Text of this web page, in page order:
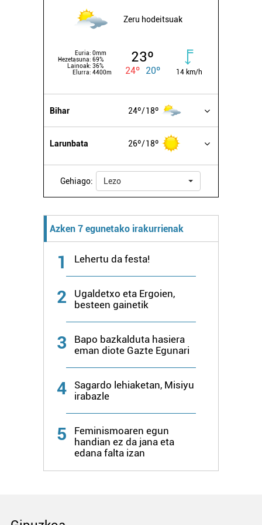
Zeru hodeitsuak
Euria: 0mm
Hezetasuna: 69%
Lainoak: 36%
Elurra: 4400m
23º
24º 20º 14 km/h
Bihar 24º 18º
Larunbata 26º 18º
Gehiago: Lezo
Azken 7 egunetako irakurrienak
1 Lehertu da festa!
2
Ugaldetxo eta Ergoien,
besteen gainetik
3
Bapo bazkalduta hasiera
eman diote Gazte Egunari
4
Sagardo lehiaketan, Misiyu
irabazle
5
Feminismoaren egun
handian ez da jana eta
edana falta izan